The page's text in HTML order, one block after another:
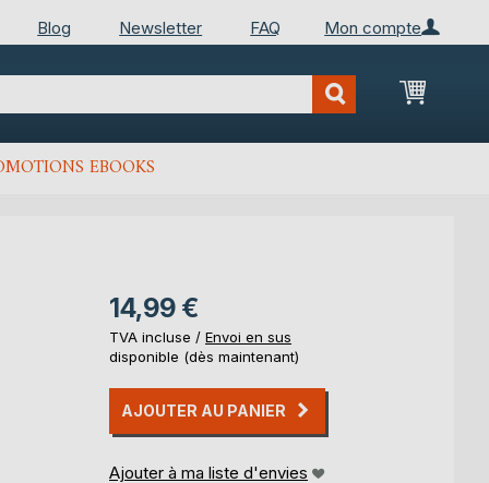
Mon compte
Blog Newsletter FAQ
Mon
EBOOKS
14,99 €
TVA incluse / Envoi en sus
disponible (dès maintenant)
AJOUTER AU PANIER
Ajouter à ma liste d'envies